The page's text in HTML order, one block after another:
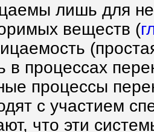
лишь для
веществ (
в процессах
процессы
с участием
что эти